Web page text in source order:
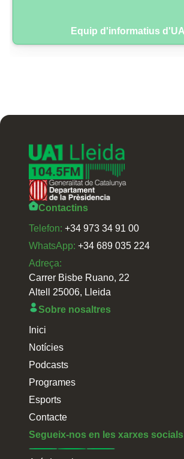
Equip d'informatius
Contactins
Telefon: +34 973 34 91 00
WhatsApp: +34 689 035 224
Adreça:
Carrer Bisbe Ruano, 22
Altell 25006, Lleida
Sobre nosaltres
Inici
Notícies
Podcasts
Programes
Esports
Contacte
Segueix-nos en les xarxes socials